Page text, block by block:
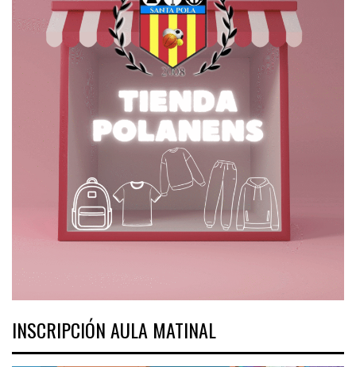
INSCRIPCIÓN AULA MATINAL